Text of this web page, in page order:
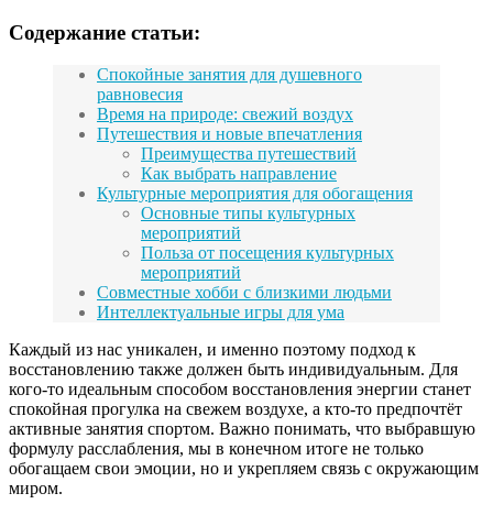
Содержание статьи:
Спокойные занятия для душевного
равновесия
Время на природе: свежий воздух
Путешествия и новые впечатления
Преимущества путешествий
Как выбрать направление
Культурные мероприятия для обогащения
Основные типы культурных
мероприятий
Польза от посещения культурных
мероприятий
Совместные хобби с близкими людьми
Интеллектуальные игры для ума
Каждый из нас уникален, и именно поэтому подход к
восстановлению также должен быть индивидуальным. Для
кого-то идеальным способом восстановления энергии станет
спокойная прогулка на свежем воздухе, а кто-то предпочтёт
активные занятия спортом. Важно понимать, что выбравшую
формулу расслабления, мы в конечном итоге не только
обогащаем свои эмоции, но и укрепляем связь с окружающим
миром.